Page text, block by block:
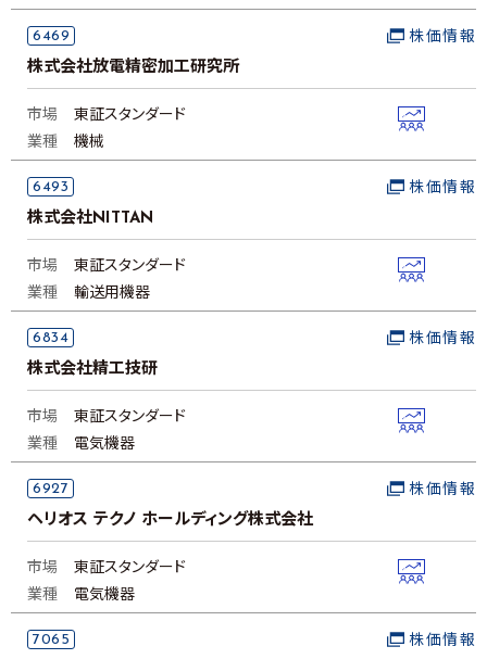
6469
株式会社放電精密加工研究所
株価情報
市場
東証スタンダード
業種
機械
6493
株式会社NITTAN
株価情報
市場
東証スタンダード
業種
輸送用機器
6834
株式会社精工技研
株価情報
市場
東証スタンダード
業種
電気機器
6927
ヘリオス テクノ ホールディング株式会社
株価情報
市場
東証スタンダード
業種
電気機器
7065 株価情報